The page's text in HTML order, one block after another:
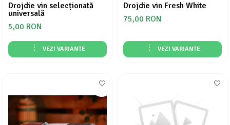
Drojdie vin selecționată
universală
5,00 RON
VEZI VARIANTE
Drojdie vin Fresh White
75,00 RON
VEZI VARIANTE